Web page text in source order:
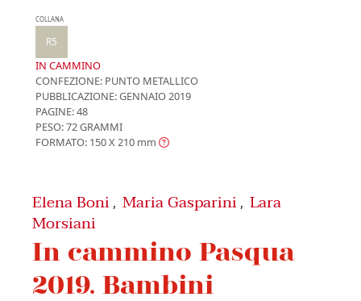
COLLANA
R5
IN CAMMINO
CONFEZIONE: PUNTO METALLICO
PUBBLICAZIONE:GENNAIO 2019
PAGINE: 48
PESO: 72 GRAMMI
FORMATO: 150 X 210 mm
Elena Boni , Maria Gasparini , Lara
Morsiani
In cammino Pasqua
2019. Bambini